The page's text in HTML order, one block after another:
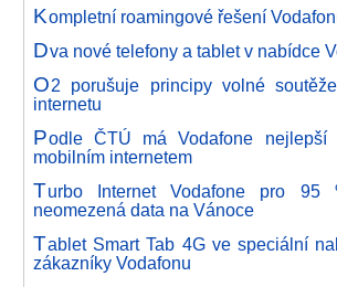
Kompletní roamingové řešení
Dva nové telefony a tablet v nabídce
O2 porušuje principy volné
internetu
Podle ČTÚ má Vodafone nejlepší
mobilním internetem
Turbo Internet Vodafone pro 95
neomezená data na Vánoce
Tablet Smart Tab 4G ve speciální
zákazníky Vodafonu